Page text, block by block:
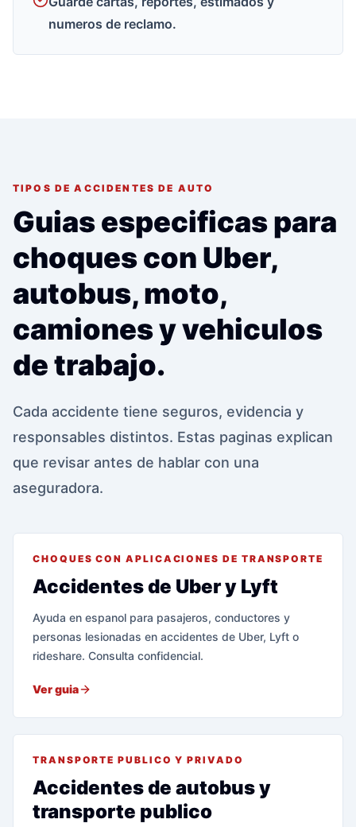
numeros de reclamo.
TIPOS DE ACCIDENTES DE AUTO
Guias especificas para
choques con Uber,
autobus, moto,
camiones y vehiculos
de trabajo.
Cada accidente tiene seguros, evidencia y
responsables distintos. Estas paginas explican
que revisar antes de hablar con una
aseguradora.
CHOQUES CON APLICACIONES DE TRANSPORTE
Accidentes de Uber y Lyft
Ayuda en espanol para pasajeros, conductores y
personas lesionadas en accidentes de Uber, Lyft o
rideshare. Consulta confidencial.
Ver guia
TRANSPORTE PUBLICO Y PRIVADO
Accidentes de autobus y
transporte publico